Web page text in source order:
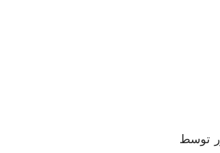
میدهند و به طور توسط